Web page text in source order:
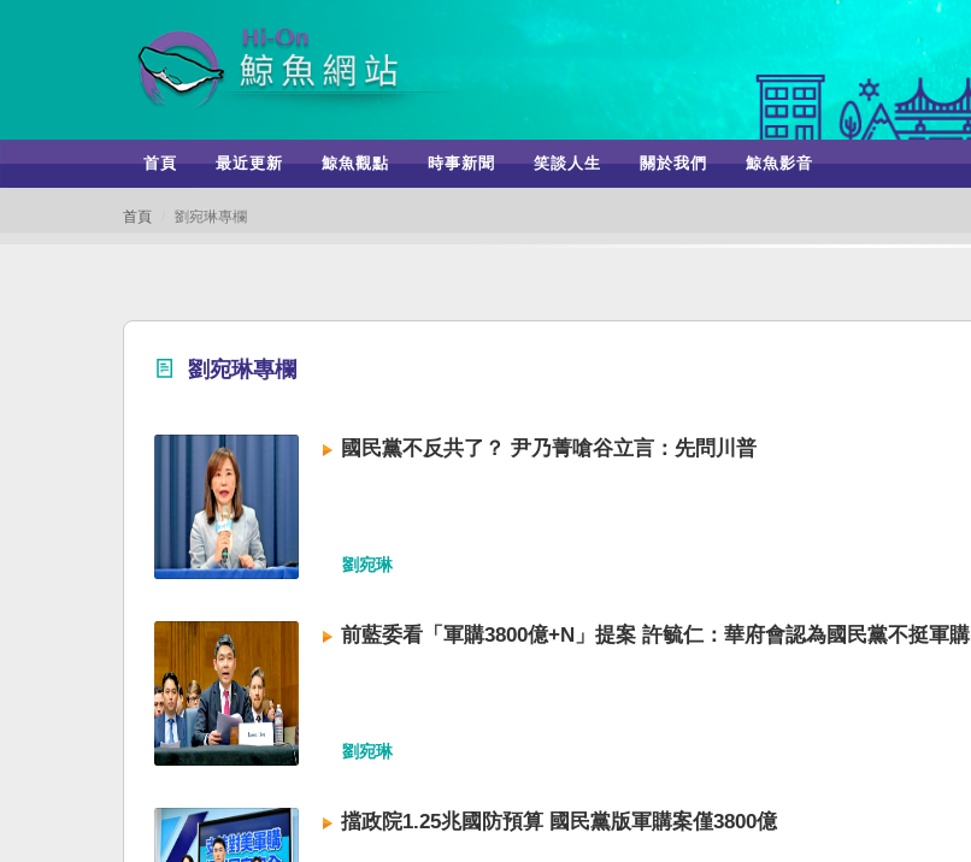
首頁 最近更新 鯨魚觀點 時事新聞 笑談人生 關於我們 鯨魚影音
首頁 劉宛琳專欄
劉宛琳專欄
國民黨不反共了？ 尹乃菁嗆谷立言：先問川普
劉宛琳
前藍委看「軍購3800億+N」提案 許毓仁：華府會認為國民黨不挺軍購
劉宛琳
擋政院1.25兆國防預算 國民黨版軍購案僅3800億